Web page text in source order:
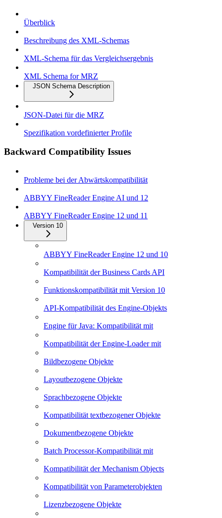
Überblick
Beschreibung des XML-Schemas
XML-Schema für das Vergleichsergebnis
XML Schema for MRZ
JSON Schema Description
JSON-Datei für die MRZ
Spezifikation vordefinierter Profile
Backward Compatibility Issues
Probleme bei der Abwärtskompatibilität
ABBYY FineReader Engine AI und 12
ABBYY FineReader Engine 12 und 11
Version 10
ABBYY FineReader Engine 12 und 10
Kompatibilität der Business Cards API
Funktionskompatibilität mit Version 10
API-Kompatibilität des Engine-Objekts
Engine für Java: Kompatibilität mit
Kompatibilität der Engine-Loader mit
Bildbezogene Objekte
Layoutbezogene Objekte
Sprachbezogene Objekte
Kompatibilität textbezogener Objekte
Dokumentbezogene Objekte
Batch Processor-Kompatibilität mit
Kompatibilität der Mechanism Objects
Kompatibilität von Parameterobjekten
Lizenzbezogene Objekte